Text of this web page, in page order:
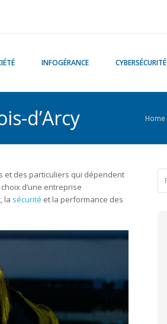
INFOGÉRANCE CYBERSÉCURITÉ
d’Arcy Home
et des particuliers qui dépendent
d’une entreprise
la sécurité et la performance des